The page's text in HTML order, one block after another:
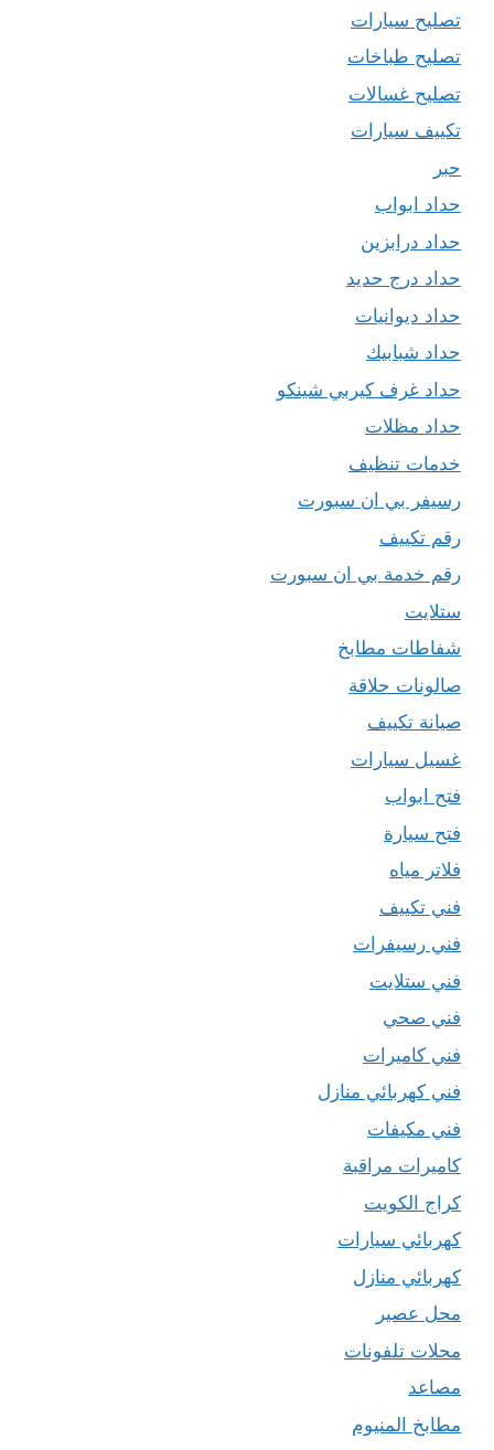
تصليح سيارات
تصليح طباخات
تصليح غسالات
تكييف سيارات
حبر
حداد ابواب
حداد درابزين
حداد درج حديد
حداد ديوانيات
حداد شبابيك
حداد غرف كيربي شينكو
حداد مظلات
خدمات تنظيف
رسيفر بي ان سبورت
رقم تكييف
رقم خدمة بي ان سبورت
ستلايت
شفاطات مطابخ
صالونات حلاقة
صيانة تكييف
غسيل سيارات
فتح ابواب
فتح سيارة
فلاتر مياه
فني تكييف
فني رسيفرات
فني ستلايت
فني صحي
فني كاميرات
فني كهربائي منازل
فني مكيفات
كاميرات مراقبة
كراج الكويت
كهربائي سيارات
كهربائي منازل
محل عصير
محلات تلفونات
مصاعد
مطابخ المنيوم